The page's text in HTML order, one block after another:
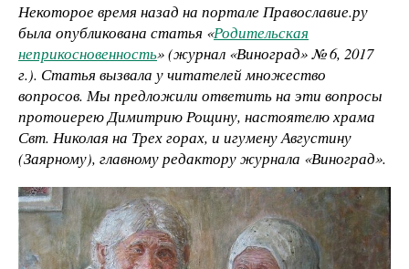
Некоторое время назад на портале Православие.ру
была опубликована статья «Родительская
неприкосновенность» (журнал «Виноград» № 6, 2017
г.). Статья вызвала у читателей множество
вопросов. Мы предложили ответить на эти вопросы
протоиерею Димитрию Рощину, настоятелю храма
Свт. Николая на Трех горах, и игумену Августину
(Заярному), главному редактору журнала «Виноград».